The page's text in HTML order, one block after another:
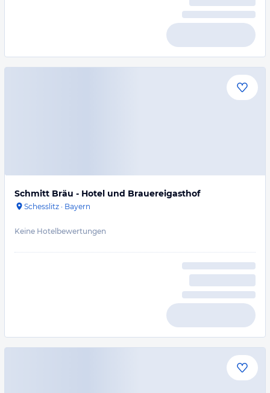
Schmitt Bräu - Hotel und Brauereigasthof
Schesslitz · Bayern
Keine Hotelbewertungen